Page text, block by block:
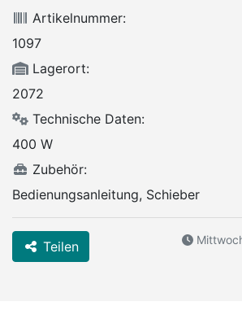
Artikelnummer:
1097
Lagerort:
2072
Technische Daten:
400 W
Zubehör:
Bedienungsanleitung, Schieber
Teilen